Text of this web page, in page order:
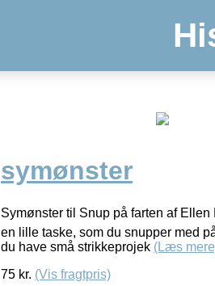
symønster
Symønster til Snup på farten af
en lille taske, som du snupper med
du have små strikkeprojek (Læs
75 kr. (Vis fragtpris)